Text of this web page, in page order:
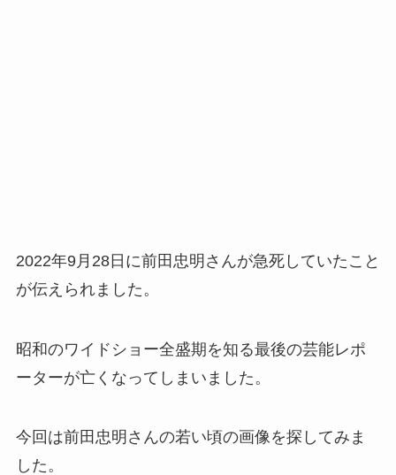
2022年9月28日に前田忠明さんが急死していたこと
が伝えられました。
昭和のワイドショー全盛期を知る最後の芸能レポ
ーターが亡くなってしまいました。
今回は前田忠明さんの若い頃の画像を探してみま
した。